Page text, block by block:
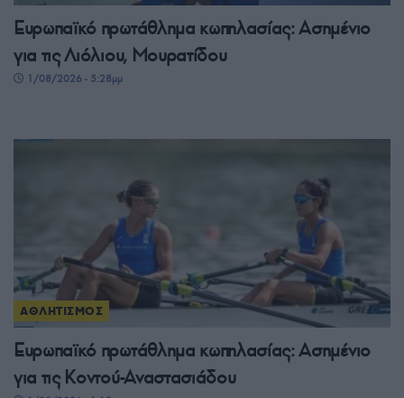
Ευρωπαϊκό πρωτάθλημα κωπηλασίας: Ασημένιο
για τις Λιόλιου, Μουρατίδου
1/08/2026 - 5:28μμ
ΑΘΛΗΤΙΣΜΟΣ
Ευρωπαϊκό πρωτάθλημα κωπηλασίας: Ασημένιο
για τις Κοντού-Αναστασιάδου